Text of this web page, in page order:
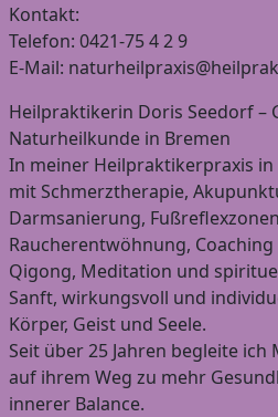
Kontakt:
Telefon: 0421-75 4 2 9
E-Mail:
Heilpraktikerin Doris Seedorf –
Naturheilkunde in Bremen
In meiner Heilpraktikerpraxis
mit Schmerztherapie,
Darmsanierung,
Raucherentwöhnung,
Qigong, Meditation und
Sanft, wirkungsvoll und
Körper, Geist und Seele.
Seit über 25 Jahren begleite
auf ihrem Weg zu mehr
innerer Balance.